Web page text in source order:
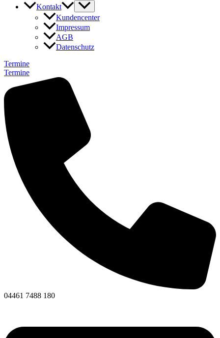
Kontakt
Kundencenter
Impressum
AGB
Datenschutz
Termine
Termine
04461 7488 180